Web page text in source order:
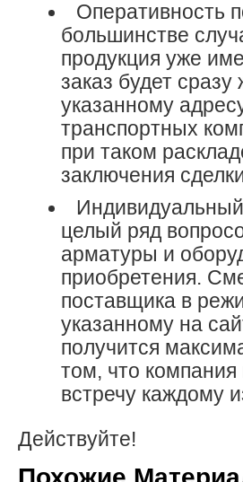
Оперативность
большинстве
продукция уже
заказ будет
указанному
транспортных
при таком
заключения
целый ряд
арматуры и
приобретения.
поставщика в
указанному на
получится
том, что компания
встречу каждому
Действуйте!